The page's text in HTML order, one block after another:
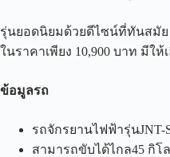
รุ่นยอดนิยมด้วยดีไซน์ที่ทันสมัย
ในราคาเพียง 10,900 บาท มีใ
ข้อมูลรถ
รถจักรยานไฟฟ้ารุ่นJNT-
สามารถขับได้ไกล45 กิโ